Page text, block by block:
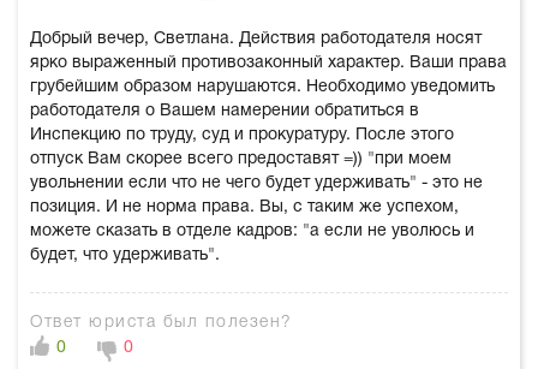
Добрый вечер, Светлана. Действия работодателя носят
ярко выраженный противозаконный характер. Ваши права
грубейшим образом нарушаются. Необходимо уведомить
работодателя о Вашем намерении обратиться в
Инспекцию по труду, суд и прокуратуру. После этого
отпуск Вам скорее всего предоставят =)) "при моем
увольнении если что не чего будет удерживать" - это не
позиция. И не норма права. Вы, с таким же успехом,
можете сказать в отделе кадров: "а если не уволюсь и
будет, что удерживать".
Ответ юриста был полезен?
0
0